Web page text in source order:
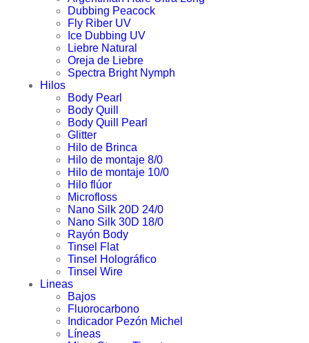
Dubbing Peacock
Fly Riber UV
Ice Dubbing UV
Liebre Natural
Oreja de Liebre
Spectra Bright Nymph
Hilos
Body Pearl
Body Quill
Body Quill Pearl
Glitter
Hilo de Brinca
Hilo de montaje 8/0
Hilo de montaje 10/0
Hilo flúor
Microfloss
Nano Silk 20D 24/0
Nano Silk 30D 18/0
Rayón Body
Tinsel Flat
Tinsel Holográfico
Tinsel Wire
Lineas
Bajos
Fluorocarbono
Indicador Pezón Michel
Líneas